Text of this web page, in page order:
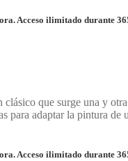
Acceso ilimitado durante
que surge una y
para adaptar la pintura
Acceso ilimitado durante